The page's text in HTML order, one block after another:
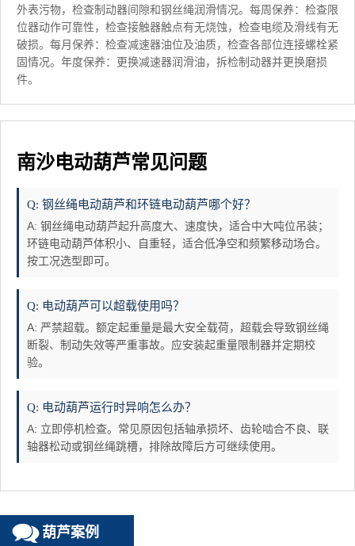
外表污物，检查制动器间隙和钢丝绳润滑情况。每周保养：检查限
位器动作可靠性，检查接触器触点有无烧蚀，检查电缆及滑线有无
破损。每月保养：检查减速器油位及油质，检查各部位连接螺栓紧
固情况。年度保养：更换减速器润滑油，拆检制动器并更换磨损
件。
南沙电动葫芦常见问题
Q: 钢丝绳电动葫芦和环链电动葫芦哪个好？
A: 钢丝绳电动葫芦起升高度大、速度快，适合中大吨位吊装；
环链电动葫芦体积小、自重轻，适合低净空和频繁移动场合。
按工况选型即可。
Q: 电动葫芦可以超载使用吗？
A: 严禁超载。额定起重量是最大安全载荷，超载会导致钢丝绳
断裂、制动失效等严重事故。应安装起重量限制器并定期校
验。
Q: 电动葫芦运行时异响怎么办？
A: 立即停机检查。常见原因包括轴承损坏、齿轮啮合不良、联
轴器松动或钢丝绳跳槽，排除故障后方可继续使用。
葫芦案例